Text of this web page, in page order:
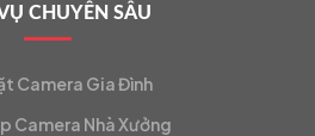
CHUYÊN SÂU
Camera Gia Đình
Camera Nhà Xưởng